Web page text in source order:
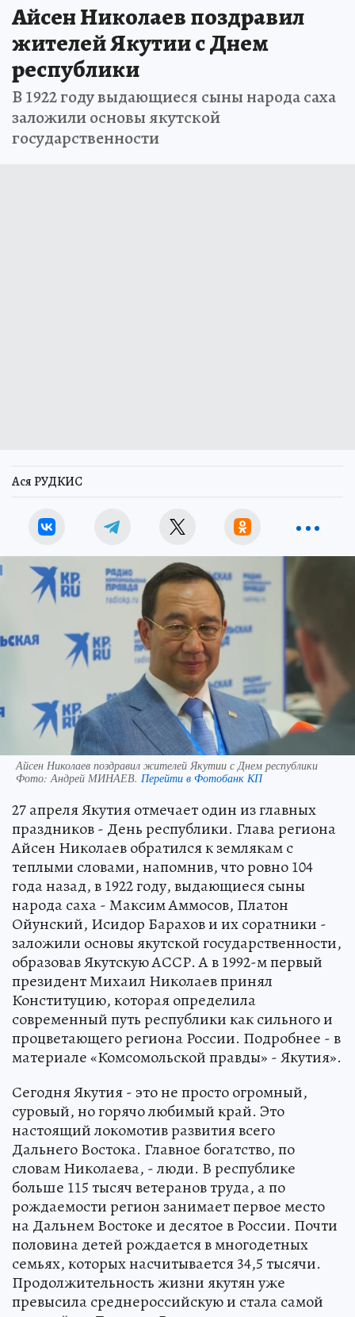
Айсен Николаев поздравил
жителей Якутии с Днем
республики
В 1922 году выдающиеся сыны народа саха
заложили основы якутской
государственности
Ася РУДКИС
Айсен Николаев поздравил жителей Якутии с Днем республики
Фото:Андрей МИНАЕВ. Перейти в Фотобанк КП
27 апреля Якутия отмечает один из главных
праздников - День республики. Глава региона
Айсен Николаев обратился к землякам с
теплыми словами, напомнив, что ровно 104
года назад, в 1922 году, выдающиеся сыны
народа саха - Максим Аммосов, Платон
Ойунский, Исидор Барахов и их соратники -
заложили основы якутской государственности,
образовав Якутскую АССР. А в 1992-м первый
президент Михаил Николаев принял
Конституцию, которая определила
современный путь республики как сильного и
процветающего региона России. Подробнее - в
материале «Комсомольской правды» - Якутия».
Сегодня Якутия - это не просто огромный,
суровый, но горячо любимый край. Это
настоящий локомотив развития всего
Дальнего Востока. Главное богатство, по
словам Николаева, - люди. В республике
больше 115 тысяч ветеранов труда, а по
рождаемости регион занимает первое место
на Дальнем Востоке и десятое в России. Почти
половина детей рождается в многодетных
семьях, которых насчитывается 34,5 тысячи.
Продолжительность жизни якутян уже
превысила среднероссийскую и стала самой